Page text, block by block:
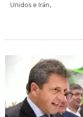
Unidos e Irán,